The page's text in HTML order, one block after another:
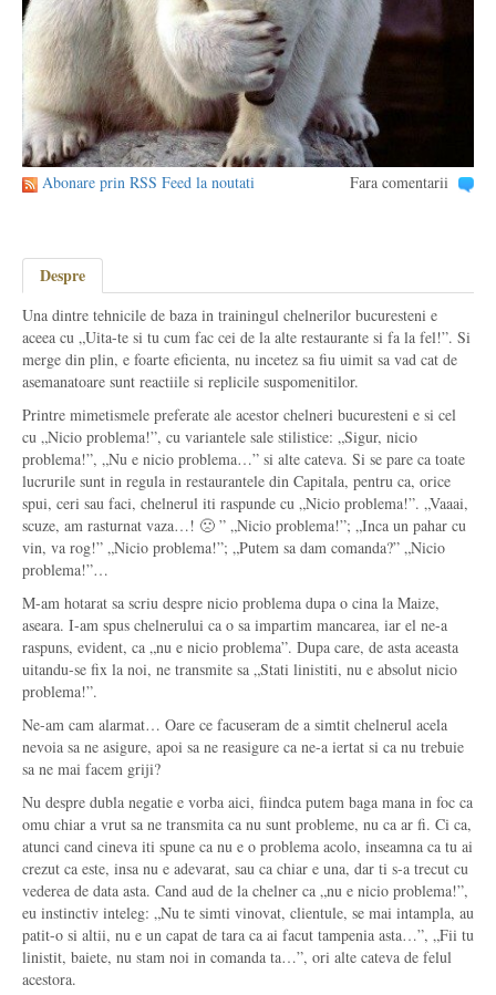
Abonare prin RSS Feed la noutati Fara comentarii
Despre
Una dintre tehnicile de baza in trainingul chelnerilor bucuresteni e
aceea cu „Uita-te si tu cum fac cei de la alte restaurante si fa la fel!”. Si
merge din plin, e foarte eficienta, nu incetez sa fiu uimit sa vad cat de
asemanatoare sunt reactiile si replicile suspomenitilor.
Printre mimetismele preferate ale acestor chelneri bucuresteni e si cel
cu „Nicio problema!”, cu variantele sale stilistice: „Sigur, nicio
problema!”, „Nu e nicio problema…” si alte cateva. Si se pare ca toate
lucrurile sunt in regula in restaurantele din Capitala, pentru ca, orice
spui, ceri sau faci, chelnerul iti raspunde cu „Nicio problema!”. „Vaaai,
scuze, am rasturnat vaza…! 🙁 ” „Nicio problema!”; „Inca un pahar cu
vin, va rog!” „Nicio problema!”; „Putem sa dam comanda?” „Nicio
problema!”…
M-am hotarat sa scriu despre nicio problema dupa o cina la Maize,
aseara. I-am spus chelnerului ca o sa impartim mancarea, iar el ne-a
raspuns, evident, ca „nu e nicio problema”. Dupa care, de asta aceasta
uitandu-se fix la noi, ne transmite sa „Stati linistiti, nu e absolut nicio
problema!”.
Ne-am cam alarmat… Oare ce facuseram de a simtit chelnerul acela
nevoia sa ne asigure, apoi sa ne reasigure ca ne-a iertat si ca nu trebuie
sa ne mai facem griji?
Nu despre dubla negatie e vorba aici, fiindca putem baga mana in foc ca
omu chiar a vrut sa ne transmita ca nu sunt probleme, nu ca ar fi. Ci ca,
atunci cand cineva iti spune ca nu e o problema acolo, inseamna ca tu ai
crezut ca este, insa nu e adevarat, sau ca chiar e una, dar ti s-a trecut cu
vederea de data asta. Cand aud de la chelner ca „nu e nicio problema!”,
eu instinctiv inteleg: „Nu te simti vinovat, clientule, se mai intampla, au
patit-o si altii, nu e un capat de tara ca ai facut tampenia asta…”, „Fii tu
linistit, baiete, nu stam noi in comanda ta…”, ori alte cateva de felul
acestora.